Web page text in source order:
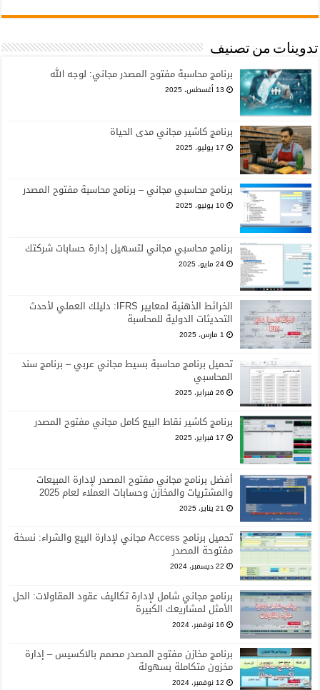
تدوينات من تصنيف
برنامج محاسبة مفتوح المصدر مجاني: لوجه الله
13 أغسطس، 2025
برنامج كاشير مجاني مدى الحياة
17 يوليو، 2025
برنامج محاسبي مجاني – برنامج محاسبة مفتوح المصدر
10 يونيو، 2025
برنامج محاسبي مجاني لتسهيل إدارة حسابات شركتك
24 مايو، 2025
الخرائط الذهنية لمعايير IFRS: دليلك العملي لأحدث
التحديثات الدولية للمحاسبة
1 مارس، 2025
تحميل برنامج محاسبة بسيط مجاني عربي – برنامج سند
المحاسبي
26 فبراير، 2025
برنامج كاشير نقاط البيع كامل مجاني مفتوح المصدر
17 فبراير، 2025
أفضل برنامج مجاني مفتوح المصدر لإدارة المبيعات
والمشتريات والمخازن وحسابات العملاء لعام 2025
21 يناير، 2025
تحميل برنامج Access مجاني لإدارة البيع والشراء: نسخة
مفتوحة المصدر
22 ديسمبر، 2024
برنامج مجاني شامل لإدارة تكاليف عقود المقاولات: الحل
الأمثل لمشاريعك الكبيرة
16 نوفمبر، 2024
برنامج مخازن مفتوح المصدر مصمم بالاكسيس – إدارة
مخزون متكاملة بسهولة
12 نوفمبر، 2024